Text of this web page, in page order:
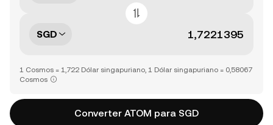
SGD
1 Cosmos = 1,722 Dólar singapuriano, 1 Dólar singapuriano = 0,58067
Cosmos
Converter ATOM para SGD